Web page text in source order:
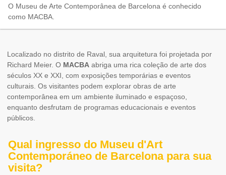
O Museu de Arte Contemporânea de Barcelona é conhecido
como MACBA.
Localizado no distrito de Raval, sua arquitetura foi projetada por
Richard Meier. O MACBA abriga uma rica coleção de arte dos
séculos XX e XXI, com exposições temporárias e eventos
culturais. Os visitantes podem explorar obras de arte
contemporânea em um ambiente iluminado e espaçoso,
enquanto desfrutam de programas educacionais e eventos
públicos.
Qual ingresso do Museu d'Art
Contemporáneo de Barcelona para sua
visita?